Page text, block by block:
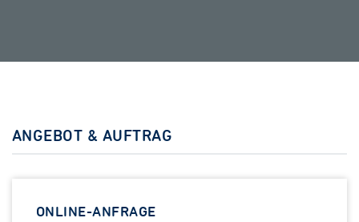
ANGEBOT & AUFTRAG
ONLINE-ANFRAGE